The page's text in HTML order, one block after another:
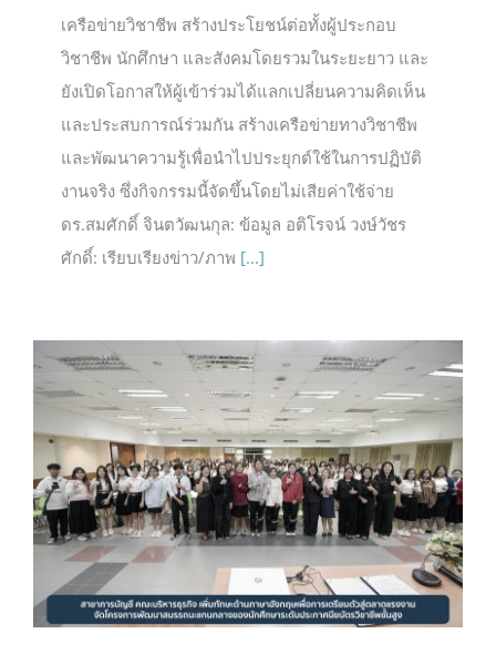
เครือข่ายวิชาชีพ สร้างประโยชน์ต่อทั้งผู้ประกอบ
วิชาชีพ นักศึกษา และสังคมโดยรวมในระยะยาว และ
ยังเปิดโอกาสให้ผู้เข้าร่วมได้แลกเปลี่ยนความคิดเห็น
และประสบการณ์ร่วมกัน สร้างเครือข่ายทางวิชาชีพ
และพัฒนาความรู้เพื่อนำไปประยุกต์ใช้ในการปฏิบัติ
งานจริง ซึ่งกิจกรรมนี้จัดขึ้นโดยไม่เสียค่าใช้จ่าย
ดร.สมศักดิ์ จินตวัฒนกุล: ข้อมูล อติโรจน์ วงษ์วัชร
ศักดิ์: เรียบเรียงข่าว/ภาพ [...]